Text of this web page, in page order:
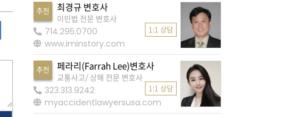
추천 최경규 변호사
이민법 전문 변호사
714.295.0700
www.iminstory.com
1:1 상담
추천 페라리(Farrah Lee)변호사
교통사고/ 상해 전문 변호사
323.313.9242
myaccidentlawyersusa.com
1:1 상담